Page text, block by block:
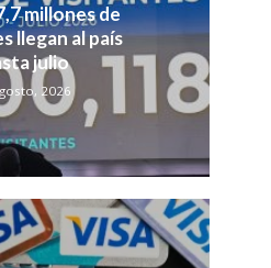
millones de
llegan al país
julio
2026